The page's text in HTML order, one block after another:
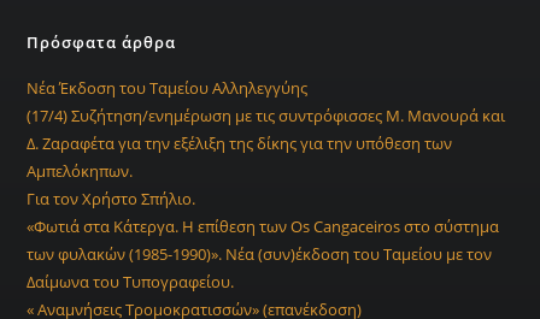
Πρόσφατα άρθρα
Νέα Έκδοση του Ταμείου Αλληλεγγύης
(17/4) Συζήτηση/ενημέρωση με τις συντρόφισσες Μ. Μανουρά και
Δ. Ζαραφέτα για την εξέλιξη της δίκης για την υπόθεση των
Αμπελόκηπων.
Για τον Χρήστο Σπήλιο.
«Φωτιά στα Κάτεργα. Η επίθεση των Os Cangaceiros στο σύστημα
των φυλακών (1985-1990)». Νέα (συν)έκδοση του Ταμείου με τον
Δαίμωνα του Τυπογραφείου.
« Αναμνήσεις Τρομοκρατισσών» (επανέκδοση)